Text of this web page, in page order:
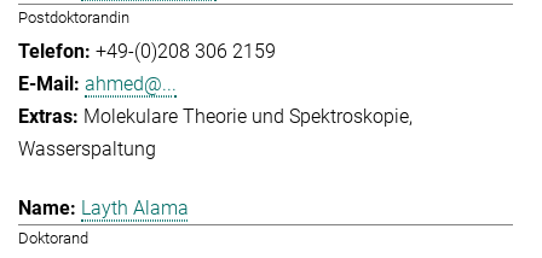
Postdoktorandin
+49-(0)208 306 2159
ahmed@...
Molekulare Theorie und Spektroskopie
Wasserspaltung
Layth Alama
Doktorand